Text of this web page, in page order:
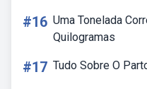
#16 Uma Tonelada
Quilogramas
#17 Tudo Sobre O